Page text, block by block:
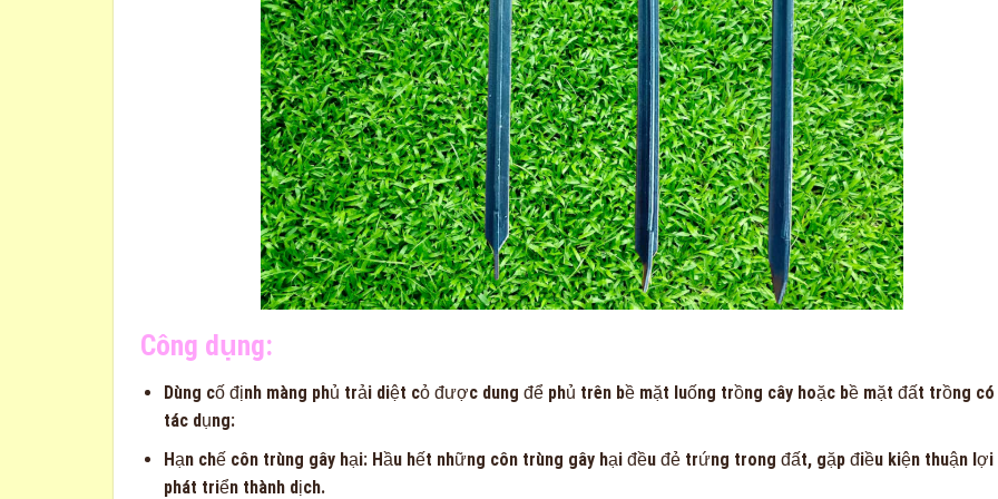
Công dụng:
Dùng cố định màng phủ trải diệt cỏ được dung để phủ trên bề mặt luống trồng cây hoặc bề mặt đất trồng có
tác dụng:
Hạn chế côn trùng gây hại: Hầu hết những côn trùng gây hại đều đẻ trứng trong đất, gặp điều kiện thuận lợi
phát triển thành dịch.